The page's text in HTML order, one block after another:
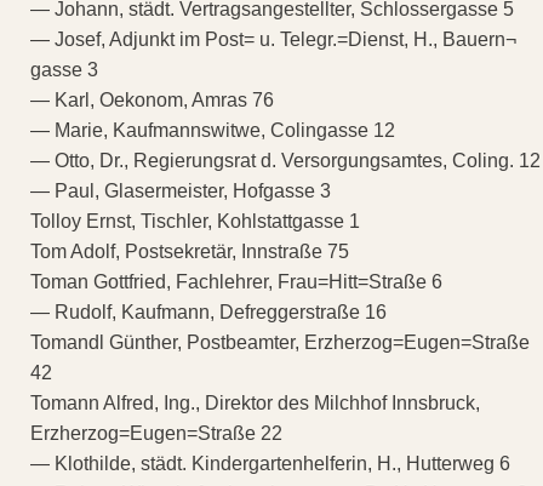
— Johann, städt. Vertragsangestellter, Schlossergasse 5
— Josef, Adjunkt im Post= u. Telegr.=Dienst, H., Bauern¬
gasse 3
— Karl, Oekonom, Amras 76
— Marie, Kaufmannswitwe, Colingasse 12
— Otto, Dr., Regierungsrat d. Versorgungsamtes, Coling. 12
— Paul, Glasermeister, Hofgasse 3
Tolloy Ernst, Tischler, Kohlstattgasse 1
Tom Adolf, Postsekretär, Innstraße 75
Toman Gottfried, Fachlehrer, Frau=Hitt=Straße 6
— Rudolf, Kaufmann, Defreggerstraße 16
Tomandl Günther, Postbeamter, Erzherzog=Eugen=Straße
42
Tomann Alfred, Ing., Direktor des Milchhof Innsbruck,
Erzherzog=Eugen=Straße 22
— Klothilde, städt. Kindergartenhelferin, H., Hutterweg 6